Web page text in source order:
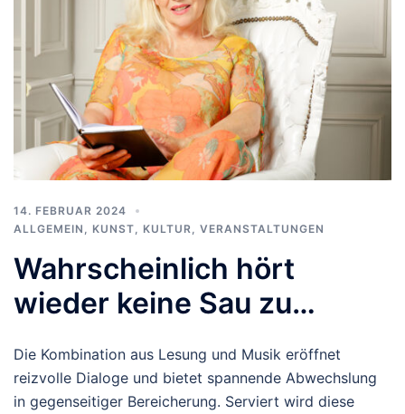
14. FEBRUAR 2024
ALLGEMEIN
KUNST, KULTUR VERANSTALTUNGEN
Wahrscheinlich hört
wieder keine Sau zu…
Die Kombination aus Lesung und Musik eröffnet
reizvolle Dialoge und bietet spannende Abwechslung
in gegenseitiger Bereicherung. Serviert wird diese